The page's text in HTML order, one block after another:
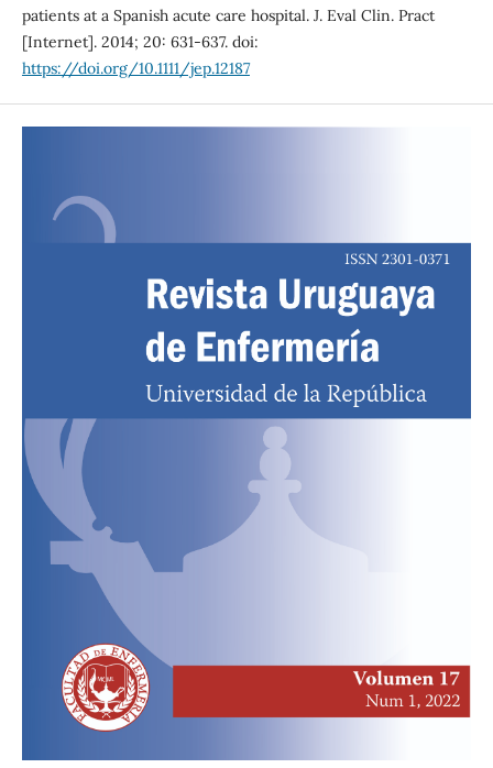
patients at a Spanish acute care hospital. J. Eval Clin. Pract
[Internet]. 2014; 20: 631-637. doi:
https://doi.org/10.1111/jep.12187